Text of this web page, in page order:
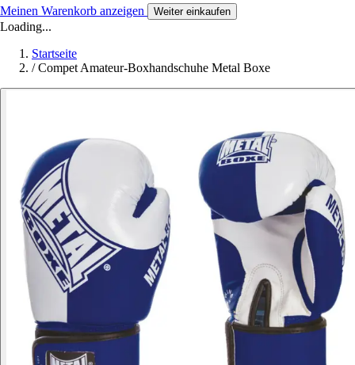
Meinen Warenkorb anzeigen Weiter einkaufen
Loading...
Startseite
/ Compet Amateur-Boxhandschuhe Metal Boxe